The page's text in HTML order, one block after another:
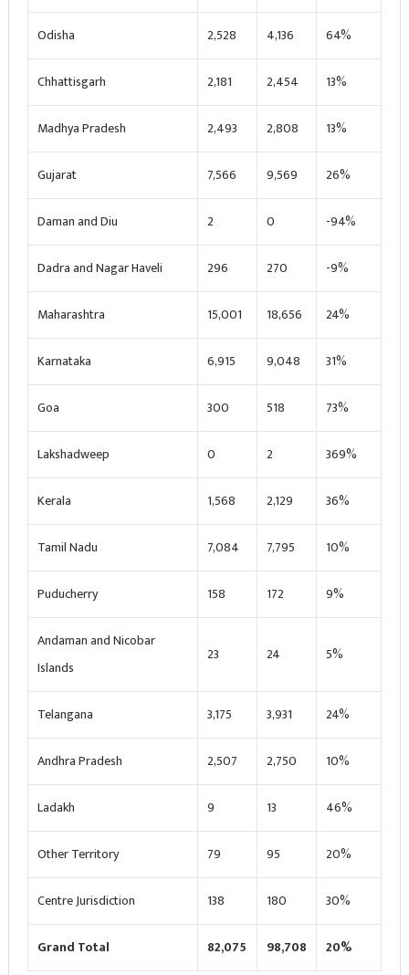
Odisha 2,528 4,136 64%
Chhattisgarh 2,181 2,454 13%
Madhya Pradesh 2,493 2,808 13%
Gujarat 7,566 9,569 26%
Daman and Diu 2 0 -94%
Dadra and Nagar Haveli 296 270 -9%
Maharashtra 15,001 18,656 24%
Karnataka 6,915 9,048 31%
Goa 300 518 73%
Lakshadweep 0 2 369%
Kerala 1,568 2,129 36%
Tamil Nadu 7,084 7,795 10%
Puducherry 158 172 9%
Andaman and Nicobar
Islands
23 24 5%
Telangana 3,175 3,931 24%
Andhra Pradesh 2,507 2,750 10%
Ladakh 9 13 46%
Other Territory 79 95 20%
Centre Jurisdiction 138 180 30%
Grand Total 82,075 98,708 20%